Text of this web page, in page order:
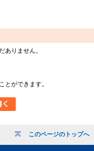
このページのトップへ
ありません。
とができます。